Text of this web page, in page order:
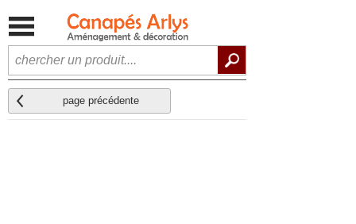
page précédente